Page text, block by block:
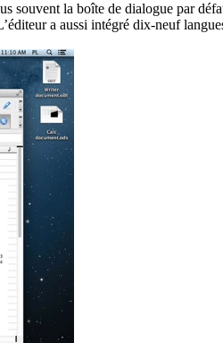
souvent la boîte de dialogue par
a aussi intégré dix-neuf